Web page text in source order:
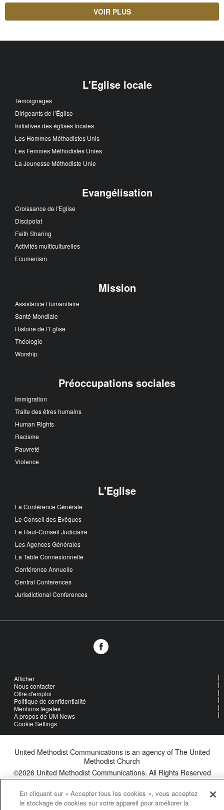
VOIR PLUS
L'Eglise locale
Témoignages
Dirigeants de l’Église
Initiatives des églises locales
Les Hommes Méthodistes Unis
Les Femmes Méthodistes Unies
La Jeunesse Méthodiste Unie
Evangélisation
Croissance de l'Eglise
Discipolat
Faith Sharing
Activités multiculturelles
Ecumenism
Mission
Assistance Humanitaire
Santé Mondiale
Histoire de l'Eglise
Théologie
Worship
Préoccupations sociales
Immigration
Traite des êtres humains
Human Rights
Racisme
Pauvreté
Violence
L'Eglise
La Conférence Générale
Le Conseil des Evêques
Le Haut-Conseil Judiciaire
Les Agences Générales
La Table Connexionnelle
Conférence Annuelle
Central Conferences
Jurisdictional Conferences
Afficher
Nous contacter
Offre d'emploi
Politique de confidentialité
Mentions légales
A propos de UM News
Cookie Settings
United Methodist Communications is an agency of The United
Methodist Church
©2026United Methodist Communications. All Rights Reserved
En cliquant sur « Accepter tous les cookies », vous acceptez
le stockage de cookies sur votre appareil pour améliorer la